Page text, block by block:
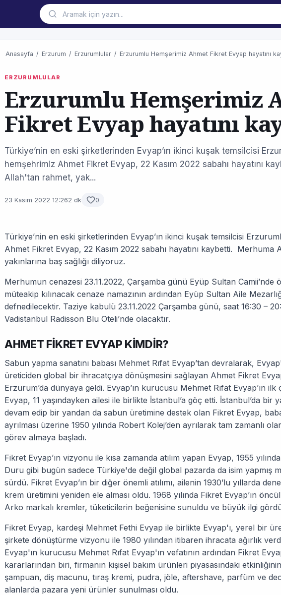
Anasayfa / Erzurum / Erzurumlular / Erzurumlu Hemşerimiz Ahmet Fikret Evyap hayatını
ERZURUMLULAR
Erzurumlu Hemşerimiz
Fikret Evyap hayatını
Türkiye’nin en eski şirketlerinden Evyap’ın ikinci kuşak temsilcisi
hemşehrimiz Ahmet Fikret Evyap, 22 Kasım 2022 sabahı hayatını
Allah'tan rahmet, yak...
23 Kasım 2022 12:262 dk 0
Türkiye’nin en eski şirketlerinden Evyap’ın ikinci kuşak temsilcisi
Ahmet Fikret Evyap, 22 Kasım 2022 sabahı hayatını kaybetti. Merhuma
yakınlarına baş sağlığı diliyoruz.
Merhumun cenazesi 23.11.2022, Çarşamba günü Eyüp Sultan Camii’nde
müteakip kılınacak cenaze namazının ardından Eyüp Sultan Aile
defnedilecektir. Taziye kabulü 23.11.2022 Çarşamba günü, saat 16:30 –
Vadistanbul Radisson Blu Oteli’nde olacaktır.
AHMET FİKRET EVYAP KİMDİR?
Sabun yapma sanatını babası Mehmet Rıfat Evyap’tan devralarak,
üreticiden global bir ihracatçıya dönüşmesini sağlayan Ahmet Fikret
Erzurum’da dünyaya geldi. Evyap’ın kurucusu Mehmet Rıfat Evyap’ın
Evyap, 11 yaşındayken ailesi ile birlikte İstanbul’a göç etti. İstanbul’da bir
devam edip bir yandan da sabun üretimine destek olan Fikret Evyap,
ayrılması üzerine 1950 yılında Robert Kolej’den ayrılarak tam zamanlı
görev almaya başladı.
Fikret Evyap’ın vizyonu ile kısa zamanda atılım yapan Evyap, 1955
Duru gibi bugün sadece Türkiye'de değil global pazarda da isim yapmış
sürdü. Fikret Evyap’ın bir diğer önemli atılımı, ailenin 1930’lu yıllarda
krem üretimini yeniden ele alması oldu. 1968 yılında Fikret Evyap’ın
Arko markalı kremler, tüketicilerin beğenisine sunuldu ve büyük ilgi
Fikret Evyap, kardeşi Mehmet Fethi Evyap ile birlikte Evyap'ı, yerel bir
şirkete dönüştürme vizyonu ile 1980 yılından itibaren ihracata ağırlık
Evyap'ın kurucusu Mehmet Rıfat Evyap'ın vefatının ardından Fikret
kararlarından biri, firmanın kişisel bakım ürünleri piyasasındaki etkinliğinin
şampuan, diş macunu, tıraş kremi, pudra, jöle, aftershave, parfüm ve
alanlarda pazara yeni ürünler sunulması oldu.